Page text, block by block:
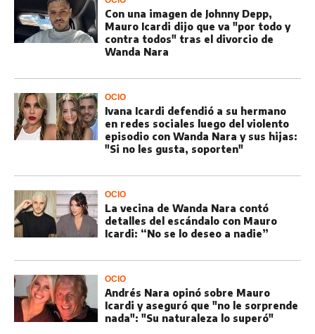
Con una imagen de Johnny Depp,
Mauro Icardi dijo que va "por todo y
contra todos" tras el divorcio de
Wanda Nara
OCIO
Ivana Icardi defendió a su hermano
en redes sociales luego del violento
episodio con Wanda Nara y sus hijas:
"Si no les gusta, soporten"
OCIO
La vecina de Wanda Nara contó
detalles del escándalo con Mauro
Icardi: “No se lo deseo a nadie”
OCIO
Andrés Nara opinó sobre Mauro
Icardi y aseguró que "no le sorprende
nada": "Su naturaleza lo superó"